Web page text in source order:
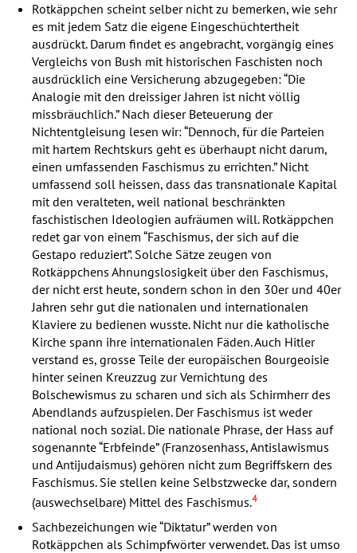
Rotkäppchen scheint selber nicht zu bemerken, wie sehr
es mit jedem Satz die eigene Eingeschüchtertheit
ausdrückt. Darum findet es angebracht, vorgängig eines
Vergleichs von Bush mit historischen Faschisten noch
ausdrücklich eine Versicherung abzugegeben: “Die
Analogie mit den dreissiger Jahren ist nicht völlig
missbräuchlich.” Nach dieser Beteuerung der
Nichtentgleisung lesen wir: “Dennoch, für die Parteien
mit hartem Rechtskurs geht es überhaupt nicht darum,
einen umfassenden Faschismus zu errichten.” Nicht
umfassend soll heissen, dass das transnationale Kapital
mit den veralteten, weil national beschränkten
faschistischen Ideologien aufräumen will. Rotkäppchen
redet gar von einem “Faschismus, der sich auf die
Gestapo reduziert”. Solche Sätze zeugen von
Rotkäppchens Ahnungslosigkeit über den Faschismus,
der nicht erst heute, sondern schon in den 30er und 40er
Jahren sehr gut die nationalen und internationalen
Klaviere zu bedienen wusste. Nicht nur die katholische
Kirche spann ihre internationalen Fäden. Auch Hitler
verstand es, grosse Teile der europäischen Bourgeoisie
hinter seinen Kreuzzug zur Vernichtung des
Bolschewismus zu scharen und sich als Schirmherr des
Abendlands aufzuspielen. Der Faschismus ist weder
national noch sozial. Die nationale Phrase, der Hass auf
sogenannte “Erbfeinde” (Franzosenhass, Antislawismus
und Antijudaismus) gehören nicht zum Begriffskern des
Faschismus. Sie stellen keine Selbstzwecke dar, sondern
(auswechselbare) Mittel des Faschismus.4
Sachbezeichungen wie “Diktatur” werden von
Rotkäppchen als Schimpfwörter verwendet. Das ist umso